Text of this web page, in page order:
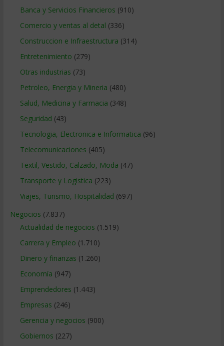
Banca y Servicios Financieros (910)
Comercio y ventas al detal (336)
Construccion e Infraestructura (314)
Entretenimiento (279)
Otras industrias (73)
Petroleo, Energia y Mineria (480)
Salud, Medicina y Farmacia (348)
Seguridad (43)
Tecnologia, Electronica e Informatica (96)
Telecomunicaciones (405)
Textil, Vestido, Calzado, Moda (47)
Transporte y Logistica (223)
Viajes, Turismo, Hospitalidad (697)
Negocios (7.837)
Actualidad de negocios (1.519)
Carrera y Empleo (1.710)
Dinero y finanzas (1.260)
Economía (947)
Emprendedores (1.443)
Empresas (246)
Gerencia y negocios (900)
Gobiernos (227)